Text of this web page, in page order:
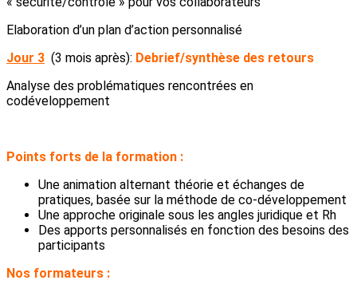
Elaboration d’un plan d’action personnalisé
Jour 3 (3 mois après): Debrief/synthèse des retours
Analyse des problématiques rencontrées en
codéveloppement
Points forts de la formation :
Une animation alternant théorie et échanges de
pratiques, basée sur la méthode de co-développement
Une approche originale sous les angles juridique et Rh
Des apports personnalisés en fonction des besoins des
participants
Nos formateurs :